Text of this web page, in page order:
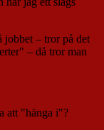
jobbet – tror på det
– då tror man
att "hänga i"?